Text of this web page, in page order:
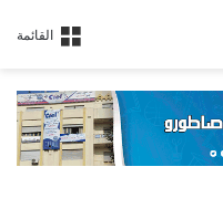
القائمة